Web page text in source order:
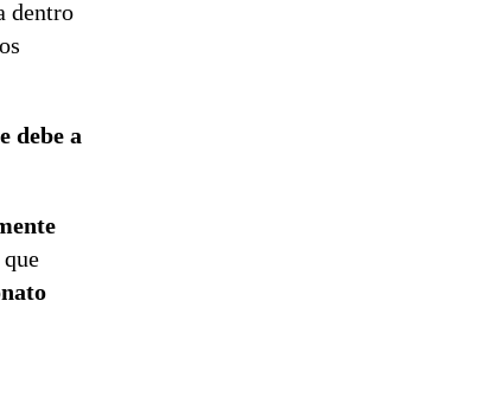
dentro
debe a